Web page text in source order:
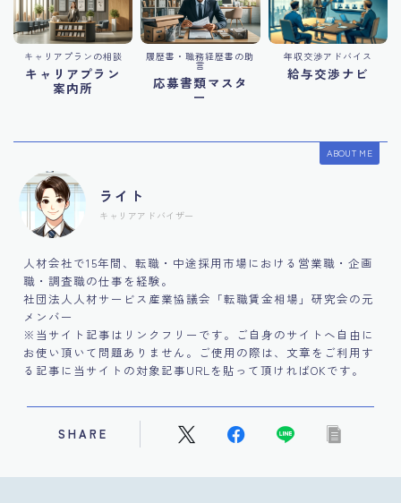
キャリアプランの相談
キャリアプラン
案内所
履歴書・職務経歴書の助
言
応募書類マスタ
ー
年収交渉アドバイス
給与交渉ナビ
ABOUT ME
ライト
キャリアアドバイザー
人材会社で15年間、転職・中途採用市場における営業職・企画
職・調査職の仕事を経験。
社団法人人材サービス産業協議会「転職賃金相場」研究会の元
メンバー
※当サイト記事はリンクフリーです。ご自身のサイトへ自由に
お使い頂いて問題ありません。ご使用の際は、文章をご利用す
る記事に当サイトの対象記事URLを貼って頂ければOKです。
SHARE